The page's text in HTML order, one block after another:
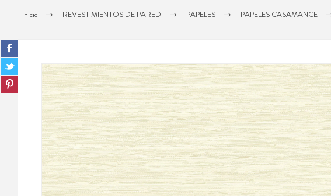
Inicio REVESTIMIENTOS DE PARED PAPELES PAPELES CASAMANCE